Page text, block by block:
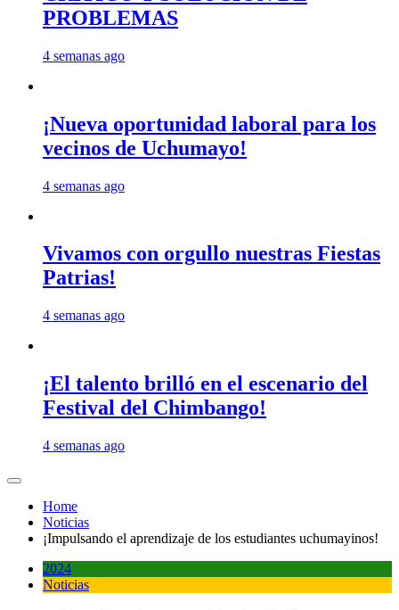
PROBLEMAS
4 semanas ago
¡Nueva oportunidad laboral para los
vecinos de Uchumayo!
4 semanas ago
Vivamos con orgullo nuestras Fiestas
Patrias!
4 semanas ago
¡El talento brilló en el escenario del
Festival del Chimbango!
4 semanas ago
Home
Noticias
¡Impulsando el aprendizaje de los estudiantes uchumayinos!
2024
Noticias